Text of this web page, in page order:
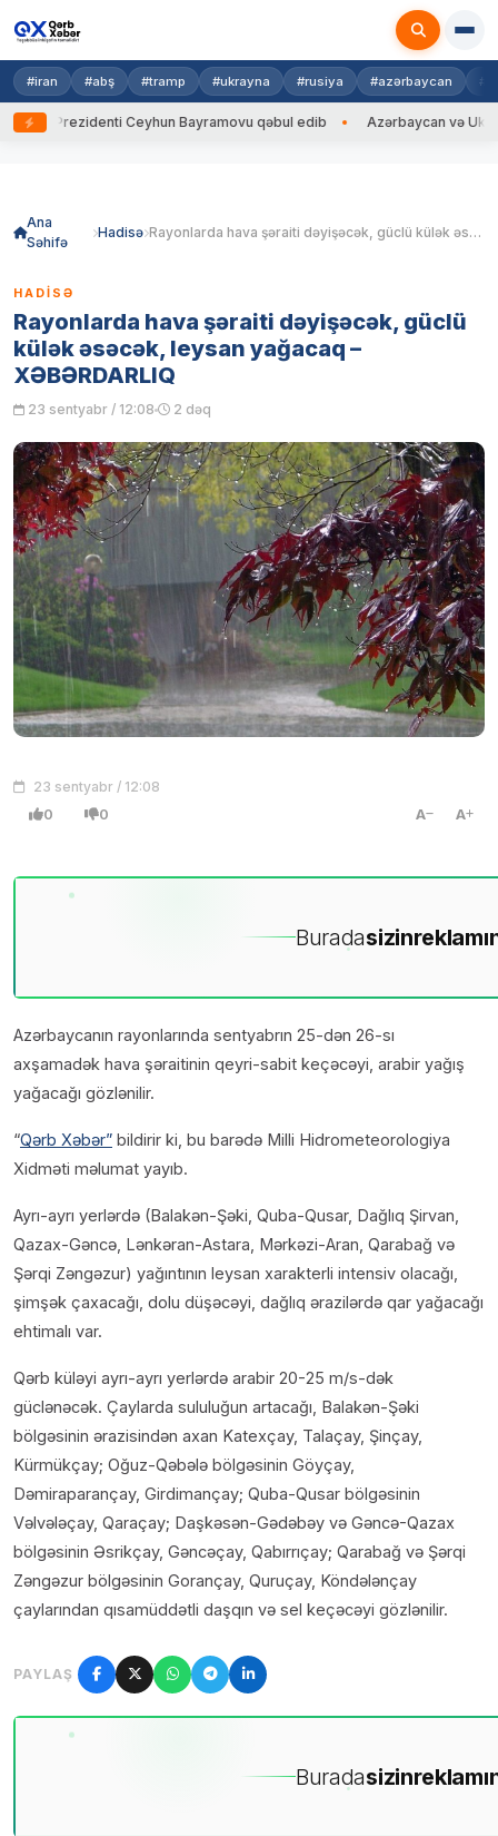
#iran #abş #tramp #ukrayna #rusiya #azərbaycan
Prezidenti Ceyhun Bayramovu qəbul edib Azərbaycan və Ukrayna
Ana
Səhifə
Hadisə Rayonlarda hava şəraiti dəyişəcək, güclü külək əsəcək, leysan yağacaq – XƏBƏRDARLIQ
HADISƏ
Rayonlarda hava şəraiti dəyişəcək, güclü
külək əsəcək, leysan yağacaq –
XƏBƏRDARLIQ
23 sentyabr / 12:08 2 dəq
23 sentyabr / 12:08
0 0 A A
Buradasizin
Azərbaycanın rayonlarında sentyabrın 25-dən 26-sı
axşamadək hava şəraitinin qeyri-sabit keçəcəyi, arabir yağış
yağacağı gözlənilir.
“Qərb Xəbər” bildirir ki, bu barədə Milli Hidrometeorologiya
Xidməti məlumat yayıb.
Ayrı-ayrı yerlərdə (Balakən-Şəki, Quba-Qusar, Dağlıq Şirvan,
Qazax-Gəncə, Lənkəran-Astara, Mərkəzi-Aran, Qarabağ və
Şərqi Zəngəzur) yağıntının leysan xarakterli intensiv olacağı,
şimşək çaxacağı, dolu düşəcəyi, dağlıq ərazilərdə qar yağacağı
ehtimalı var.
Qərb küləyi ayrı-ayrı yerlərdə arabir 20-25 m/s-dək
güclənəcək. Çaylarda sululuğun artacağı, Balakən-Şəki
bölgəsinin ərazisindən axan Katexçay, Talaçay, Şinçay,
Kürmükçay; Oğuz-Qəbələ bölgəsinin Göyçay,
Dəmiraparançay, Girdimançay; Quba-Qusar bölgəsinin
Vəlvələçay, Qaraçay; Daşkəsən-Gədəbəy və Gəncə-Qazax
bölgəsinin Əsrikçay, Gəncəçay, Qabırrıçay; Qarabağ və Şərqi
Zəngəzur bölgəsinin Gorançay, Quruçay, Köndələnçay
çaylarından qısamüddətli daşqın və sel keçəcəyi gözlənilir.
PAYLAŞ
Buradasizin